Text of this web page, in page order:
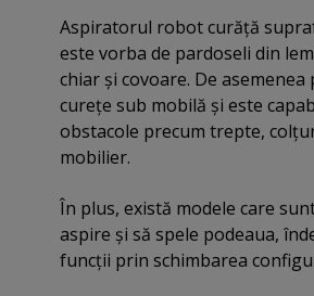
Aspiratorul robot curăţă
este vorba de pardoseli din
chiar şi covoare. De
cureţe sub mobilă şi este
obstacole precum trepte,
mobilier.
În plus, există modele care
aspire şi să spele podeaua,
funcţii prin schimbarea